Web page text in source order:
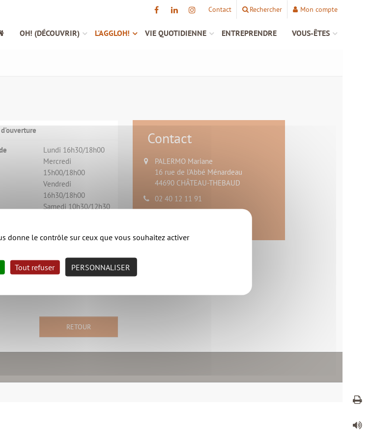
Contact Rechercher Mon compte
OH! (DÉCOUVRIR) L'AGGLOH! VIE QUOTIDIENNE ENTREPRENDRE VOUS-ÊTES
Lundi 16h30/18h00
Mercredi
15h00/18h00
Vendredi
16h30/18h00
Samedi 10h30/12h30
RETOUR
Contact
PALERMO Mariane
16 rue de l'Abbé Ménardeau
44690 CHÂTEAU-THEBAUD
02 40 12 11 91
donne le contrôle sur ceux que vous souhaitez activer
Tout refuser PERSONNALISER